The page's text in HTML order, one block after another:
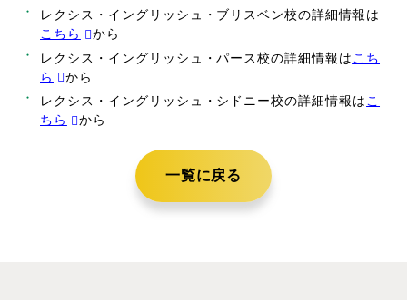
レクシス・イングリッシュ・ブリスベン校の詳細情報は
こちら
から
レクシス・イングリッシュ・パース校の詳細情報は こち
ら
から
レクシス・イングリッシュ・シドニー校の詳細情報はこ
ちら
から
一覧に戻る